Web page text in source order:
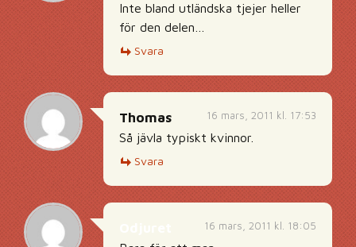
Inte bland utländska tjejer heller
för den delen…
Svara
16 mars, 2011 kl. 17:53
Thomas
Så jävla typiskt kvinnor.
Svara
16 mars, 2011 kl. 18:05